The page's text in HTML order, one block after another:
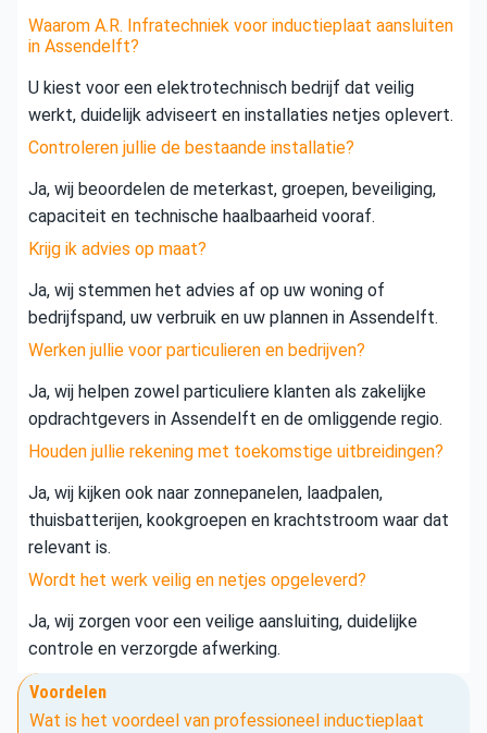
Waarom A.R. Infratechniek voor inductieplaat aansluiten
in Assendelft?
U kiest voor een elektrotechnisch bedrijf dat veilig
werkt, duidelijk adviseert en installaties netjes oplevert.
Controleren jullie de bestaande installatie?
Ja, wij beoordelen de meterkast, groepen, beveiliging,
capaciteit en technische haalbaarheid vooraf.
Krijg ik advies op maat?
Ja, wij stemmen het advies af op uw woning of
bedrijfspand, uw verbruik en uw plannen in Assendelft.
Werken jullie voor particulieren en bedrijven?
Ja, wij helpen zowel particuliere klanten als zakelijke
opdrachtgevers in Assendelft en de omliggende regio.
Houden jullie rekening met toekomstige uitbreidingen?
Ja, wij kijken ook naar zonnepanelen, laadpalen,
thuisbatterijen, kookgroepen en krachtstroom waar dat
relevant is.
Wordt het werk veilig en netjes opgeleverd?
Ja, wij zorgen voor een veilige aansluiting, duidelijke
controle en verzorgde afwerking.
Voordelen
Wat is het voordeel van professioneel inductieplaat